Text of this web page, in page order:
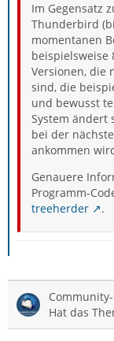
Im Gegensatz
Thunderbird
momentanen
beispielsweise
Versionen, die
sind, die
und bewusst
System ändert
bei der
ankommen
Genauere
Programm-
treeherder
.
Hat das